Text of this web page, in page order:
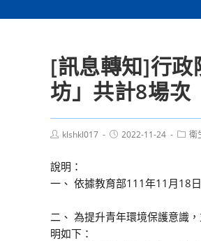
[訊息轉知]行政
坊」共計8場次
Postklshkl017
Post2022-11-24
Post衛
說明：
一、 依據教育部111年11月18
二、 為提升青年環境保護意識
明如下：